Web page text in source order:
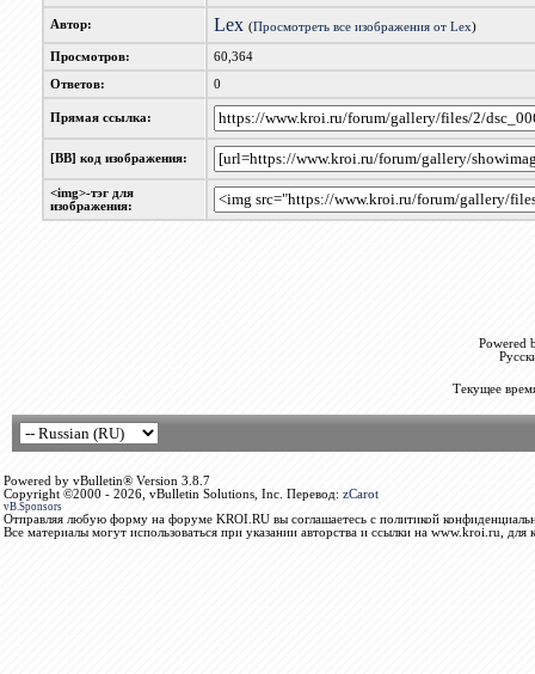
Автор: Lex (Просмотреть все изображения от Lex)
Просмотров: 60,364
Ответов: 0
Прямая ссылка:
[BB] код изображения:
<img>-тэг для
изображения:
Powered
Текущее
Powered by vBulletin® Version 3.8.7
Copyright ©2000 - 2026, vBulletin Solutions, Inc. Перевод: zCarot
vB.Sponsors
Отправляя любую форму на форуме KROI.RU вы соглашаетесь с политикой
Все материалы могут использоваться при указании авторства и ссылки на www.kroi.ru, для